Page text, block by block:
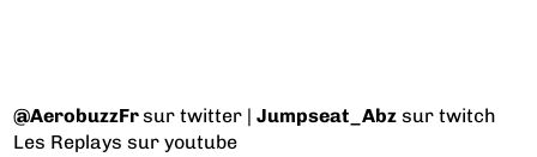
@AerobuzzFrsur twitter |Jumpseat_Abz sur twitch
Les Replays sur youtube